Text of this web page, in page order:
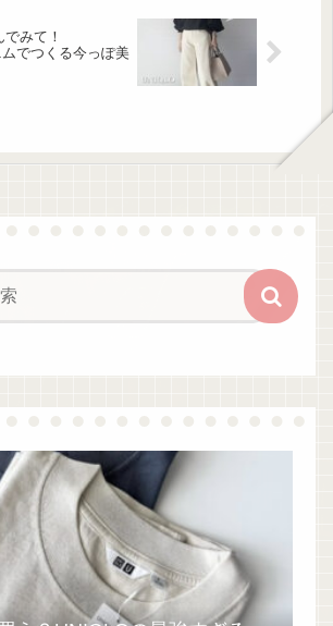
みて！
ムでつくる今っぽ美